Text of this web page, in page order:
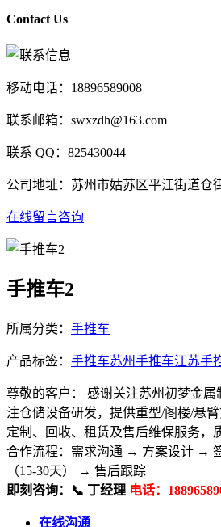
Contact Us
移动电话：18896589008
联系邮箱：swxzdh@163.com
联系 QQ：825430044
公司地址：苏州市姑苏区平江街道仓
在线留言咨询
手推车2
所属分类： 手推车
产品标签： 手推车苏州手推车江苏手
尊敬的客户： 感谢关注苏州初梦金属
注仓储设备研发，提供重型/阁楼/悬
定制、回收、租赁及售后维保服务，
合作流程：​ 需求沟通 → 方案设计 →
（15-30天） → 售后跟踪
即刻咨询：​ 📞 丁经理 电话：
在线沟通